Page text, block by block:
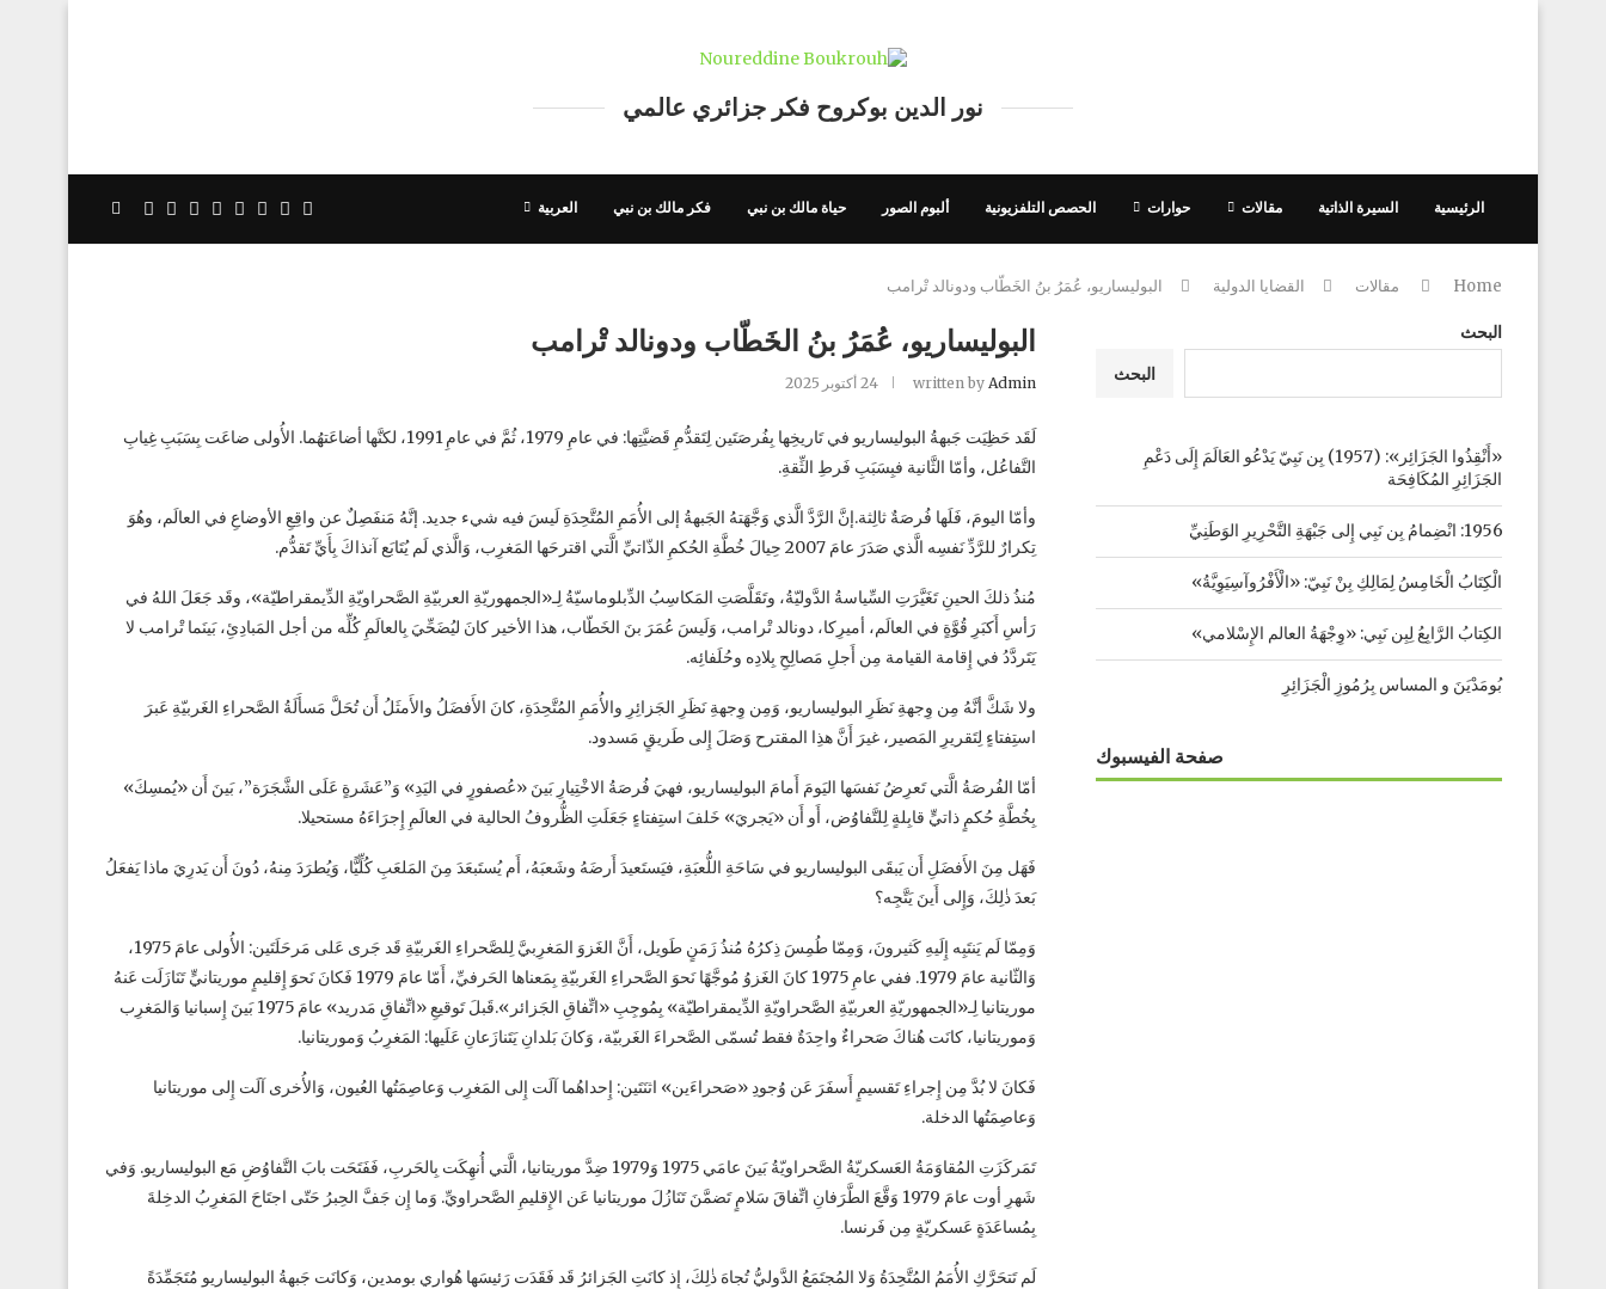
نور الدين بوكروح فكر جزائري عالمي
الرئيسية السيرة الذاتية مقالات حوارات الحصص التلفزيونية ألبوم الصور حياة مالك بن نبي فكر مالك بن نبي العربية
Home مقالات القضايا الدولية البوليساريو، عُمَرُ بنُ الخَطّاب ودونالد تْرامب
البوليساريو، عُمَرُ بنُ الخَطّاب ودونالد تْرامب
written by Admin 24 أكتوبر 2025
لَقَد حَظِيَت جَبهةُ البوليساريو في تَاريخِها بِفُرصَتَين لِتَقدُّمِ قَضيَّتِها: في عامِ 1979، ثُمَّ في عامِ 1991، لكنَّها أضاعَتهُما. الأُولى ضاعَت بِسَبَبِ غِيابِ
التَّفاعُل، وأمّا الثَّانية فبِسَبَبِ فَرطِ الثِّقةِ.
وأمّا اليومَ، فَلَها فُرصَةٌ ثالِثة.إنَّ الرَّدَّ الَّذي وَجَّهَتهُ الجَبهةُ إلى الأُمَمِ المُتَّحِدَةِ لَيسَ فيه شيء جديد. إنَّهُ مَنفَصِلٌ عن واقِعِ الأوضاعِ في العالَم، وهُوَ
تِكرارٌ للرَّدِّ نَفسِه الَّذي صَدَرَ عامَ 2007 حِيالَ خُطَّةِ الحُكمِ الذّاتيِّ الَّتي اقترحَها المَغرِب، وَالَّذي لَم يُتَابَع آنذاكَ بِأَيِّ تَقدُّم.
مُنذُ ذلكَ الحينِ تَغَيَّرَتِ السِّياسةُ الدَّوليّةُ، وتَقَلَّصَتِ المَكاسِبُ الدِّبلوماسيّةُ لِـ«الجمهوريّةِ العربيّةِ الصَّحراويّةِ الدِّيمقراطيّة»، وقَد جَعَلَ اللهُ في
رَأسِ أَكبَرِ قُوَّةٍ في العالَم، أميرِكا، دونالد تْرامب، وَلَيسَ عُمَرَ بنَ الخَطّاب، هذا الأخير كانَ ليُضَحِّيَ بِالعالَمِ كُلِّه من أجل المَبادِئِ، بَينَما تْرامب لا
يَتَردَّدُ في إِقامة القيامة مِن أَجلِ مَصالِحِ بِلادِه وحُلَفائِه.
ولا شَكَّ أنَّهُ مِن وِجهةِ نَظَرِ البوليساريو، وَمِن وِجهةِ نَظَرِ الجَزائِرِ والأُمَمِ المُتَّحِدَةِ، كانَ الأَفضَلُ والأَمثَلُ أَن تُحَلَّ مَسأَلَةُ الصَّحراءِ الغَربيّةِ عَبرَ
استِفتاءٍ لِتَقريرِ المَصير، غيرَ أَنَّ هذِا المقترح وَصَلَ إِلى طَريقٍ مَسدود.
أمّا الفُرصَةُ الَّتي تَعرِضُ نَفسَها اليَومَ أَمامَ البوليساريو، فهيَ فُرصَةُ الاخْتِيارِ بَينَ «عُصفورٍ في اليَدِ» وَ”عَشَرةٍ عَلَى الشَّجَرَة”، بَينَ أَن «يُمسِكَ»
بِخُطَّةِ حُكمٍ ذاتيٍّ قابِلةٍ لِلتَّفاوُض، أَو أَن «يَجريَ» خَلفَ استِفتاءٍ جَعَلَتِ الظُّروفُ الحالية في العالَمِ إِجرَاءَهُ مستحيلا.
فَهَل مِنَ الأَفضَلِ أَن يَبقَى البوليساريو في سَاحَةِ اللُّعبَةِ، فيَستَعيدَ أَرضَهُ وشَعبَهُ، أَم يُستَبعَدَ مِنَ المَلعَبِ كُلِّيًّا، وَيُطرَدَ مِنهُ، دُونَ أَن يَدرِيَ ماذا يَفعَلُ
بَعدَ ذٰلِكَ، وَإِلى أَينَ يَتَّجِه؟
وَمِمّا لَم يَنتَبِه إِلَيهِ كَثيرونَ، وَمِمّا طُمِسَ ذِكرُهُ مُنذُ زَمَنٍ طَويل، أَنَّ الغَزوَ المَغرِبيَّ لِلصَّحراءِ الغَربيّةِ قَد جَرى عَلى مَرحَلَتَين: الأُولى عامَ 1975،
وَالثّانية عامَ 1979. ففي عامِ 1975 كانَ الغَزوُ مُوجَّهًا نَحوَ الصَّحراءِ الغَربيّةِ بِمَعناها الحَرفيِّ، أَمّا عامَ 1979 فَكانَ نَحوَ إِقليمٍ موريتانيٍّ تَنَازَلَت عَنهُ
موريتانيا لِـ«الجمهوريّةِ العربيّةِ الصَّحراويّةِ الدِّيمقراطيّة» بِمُوجِبِ «اتِّفاقِ الجَزائر».قَبلَ تَوقيعِ «اتِّفاقِ مَدريد» عامَ 1975 بَينَ إِسبانيا وَالمَغرِب
وَموريتانيا، كانَت هُناكَ صَحراءٌ واحِدَةٌ فقط تُسمّى الصَّحراءَ الغَربيّة، وَكانَ بَلدانِ يَتَنازَعانِ عَلَيها: المَغرِبُ وَموريتانيا.
فَكانَ لا بُدَّ مِن إِجراءِ تَقسيمٍ أَسفَرَ عَن وُجودِ «صَحراءَين» اثنَتَين: إِحداهُما آلَت إِلى المَغرِب وَعاصِمَتُها العُيون، وَالأُخرى آلَت إِلى موريتانيا
وَعاصِمَتُها الدخلة.
تَمَركَزَتِ المُقاوَمَةُ العَسكريّةُ الصَّحراويّةُ بَينَ عامَي 1975 وَ1979 ضِدَّ موريتانيا، الَّتي أُنهِكَت بِالحَربِ، فَفَتَحَت بابَ التَّفاوُضِ مَع البوليساريو. وَفي
شَهرِ أوت عامَ 1979 وَقَّعَ الطَّرَفانِ اتِّفاقَ سَلامٍ تَضمَّنَ تَنَازُلَ موريتانيا عَن الإِقليمِ الصَّحراويِّ. وَما إِن جَفَّ الحِبرُ حَتّى اجتَاحَ المَغرِبُ الدخِلةَ
بِمُساعَدَةٍ عَسكريّةٍ مِن فَرنسا.
لَم تَتحَرَّكِ الأُمَمُ المُتَّحِدَةُ وَلا المُجتَمَعُ الدَّوليُّ تُجاهَ ذٰلِكَ، إِذ كانَتِ الجَزائرُ قَد فَقَدَت رَئيسَها هُواري بومدين، وَكانَت جَبهةُ البوليساريو مُتَجَمِّدَةً
البحث
البحث
«أَنْقِذُوا الجَزَائِر»: (1957) بِن نَبِيّ يَدْعُو العَالَمَ إِلَى دَعْمِ
الجَزَائِرِ المُكَافِحَة
1956: انْضِمامُ بِن نَبِي إِلى جَبْهَةِ التَّحْرِيرِ الوَطَنِيِّ
الْكِتَابُ الْخَامِسُ لِمَالِكِ بِنْ نَبِيّ: «الْأَفْرُوآسِيَوِيَّةُ»
الكِتابُ الرَّابِعُ لِبِن نَبِي: «وِجْهَةُ العالم الإِسْلامي»
بُومَدْيَنَ و المساس بِرُمُوزِ الْجَزَائِرِ
صفحة الفيسبوك